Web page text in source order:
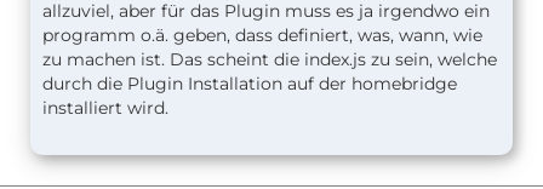
allzuviel, aber für das Plugin muss es ja irgendwo ein
programm o.ä. geben, dass definiert, was, wann, wie
zu machen ist. Das scheint die index.js zu sein, welche
durch die Plugin Installation auf der homebridge
installiert wird.